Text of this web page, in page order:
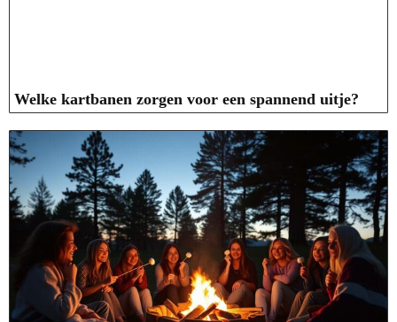
Welke kartbanen zorgen voor een spannend uitje?